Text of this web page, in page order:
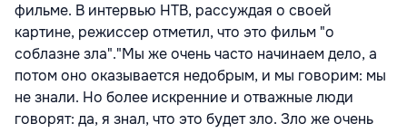
фильме. В интервью НТВ, рассуждая о своей
картине, режиссер отметил, что это фильм "о
соблазне зла"."Мы же очень часто начинаем дело, а
потом оно оказывается недобрым, и мы говорим: мы
не знали. Но более искренние и отважные люди
говорят: да, я знал, что это будет зло. Зло же очень